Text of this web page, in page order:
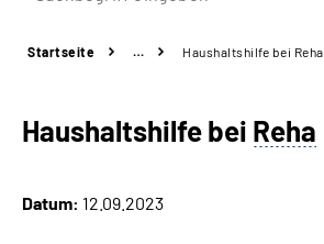
Prävention
Rente
Beratung & Kontakt
Startseite … Haushaltshilfe bei Reha
Haushaltshilfe bei Reha
Datum: 12.09.2023